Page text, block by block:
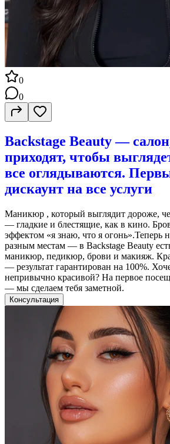
0
0
Backstage Beauty —
приходят, чтобы
все оглядываются.
дискаунт на все услуги
Маникюр , который выглядит дороже,
— гладкие и блестящие, как в кино.
эффектом «я знаю, что я огонь».Теперь
разным местам — в Backstage Beauty
маникюр, педикюр, брови и макияж.
— результат гарантирован на 100%.
непривычно красивой? На первое
— мы сделаем тебя заметной.
Консультация